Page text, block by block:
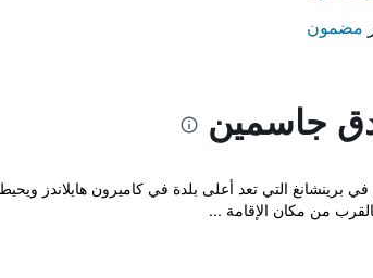
مضمون
جاسمين
برينشانغ التي تعد أعلى بلدة في كاميرون هايلاندز
من مكان الإقامة ...